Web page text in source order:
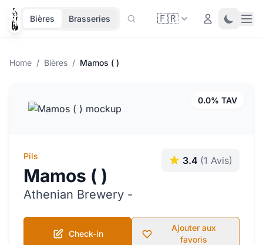
Bières Brasseries 🇫🇷 Login Toggle
Home / Bières / Mamos ( )
0.0% TAV
Pils
Mamos ( )
Athenian Brewery -
3.4 (1 Avis)
Check-in
Ajouter aux
favoris